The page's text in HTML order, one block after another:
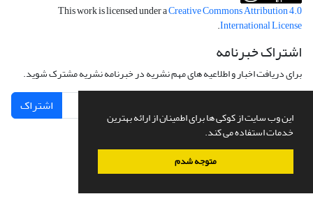
این وب سایت از کوکی ها برای اطمینان از ارائه بهترین
خدمات استفاده می کند.
متوجه شدم
This work is licensed under aCreative Commons Attribution 4.0
International License
.
اشتراک خبرنامه
برای دریافت اخبار و اطلاعیه های مهم نشریه در خبرنامه نشریه مشترک شوید.
اشتراک
سامانه مدیریت نشریات علمی.طراحی و پیاده سازی ازسیناوب